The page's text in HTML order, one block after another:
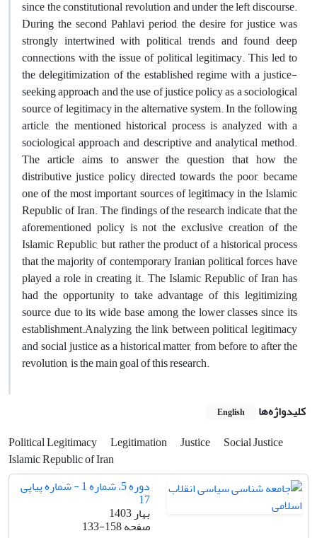
since the constitutional revolution and under the left discourse.
During the second Pahlavi period, the desire for justice was
strongly intertwined with political trends and found deep
connections with the issue of political legitimacy. This led to
the delegitimization of the established regime with a justice-
seeking approach and the use of justice policy as a sociological
source of legitimacy in the alternative system. In the following
article, the mentioned historical process is analyzed with a
sociological approach and descriptive and analytical method.
The article aims to answer the question that how the
distributive justice policy directed towards the poor, became
one of the most important sources of legitimacy in the Islamic
Republic of Iran. The findings of the research indicate that the
aforementioned policy is not the exclusive creation of the
Islamic Republic, but rather the product of a historical process
that the majority of contemporary Iranian political forces have
played a role in creating it. The Islamic Republic of Iran has
had the opportunity to take advantage of this legitimizing
source due to its wide base among the lower classes since its
establishment.Analyzing the link between political legitimacy
and social justice as a historical matter, from before to after the
revolution, is the main goal of this research.
کلیدواژه‌ها English
Political Legitimacy Legitimation Justice
Social Justice
Islamic Republic of Iran
دوره 5، شماره 1 - شماره پیاپی
17
بهار 1403
صفحه133-158